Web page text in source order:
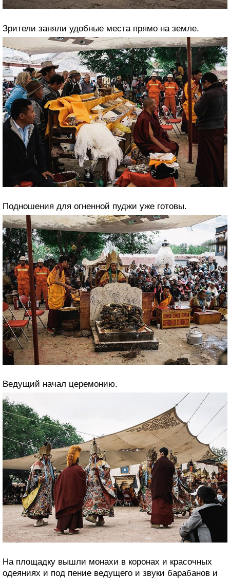
Зрители заняли удобные места прямо на земле.
Подношения для огненной пуджи уже готовы.
Ведущий начал церемонию.
На площадку вышли монахи в коронах и красочных
одеяниях и под пение ведущего и звуки барабанов и